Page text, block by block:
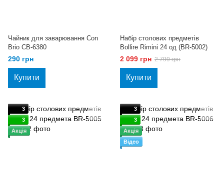
Чайник для заварювання Con
Brio CB-6380
290 грн
Купити
Набір столових предметів
Bollire Rimini 24 од (BR-5002)
2 099 грн 2 799 грн
Купити
3
3
Акція
3
3
Акція
Відео